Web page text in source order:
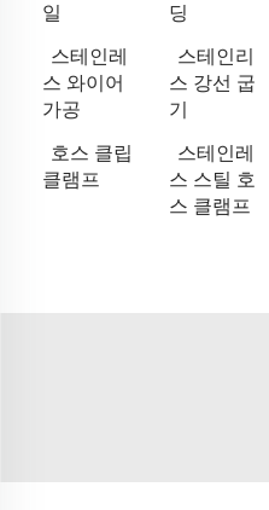
일
딩
스테인레
스 와이어
가공
스테인리
스 강선 굽
기
호스 클립
클램프
스테인레
스 스틸 호
스 클램프